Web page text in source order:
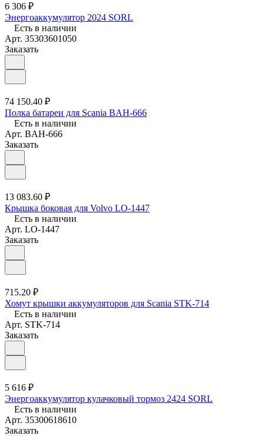
6 306 ₽
Энергоаккумулятор 2024 SORL
Есть в наличии
Арт. 35303601050
Заказать
74 150.40 ₽
Полка батареи для Scania BAH-666
Есть в наличии
Арт. BAH-666
Заказать
13 083.60 ₽
Крышка боковая для Volvo LO-1447
Есть в наличии
Арт. LO-1447
Заказать
715.20 ₽
Хомут крышки аккумуляторов для Scania STK-714
Есть в наличии
Арт. STK-714
Заказать
5 616 ₽
Энергоаккумулятор кулачковый тормоз 2424 SORL
Есть в наличии
Арт. 35300618610
Заказать